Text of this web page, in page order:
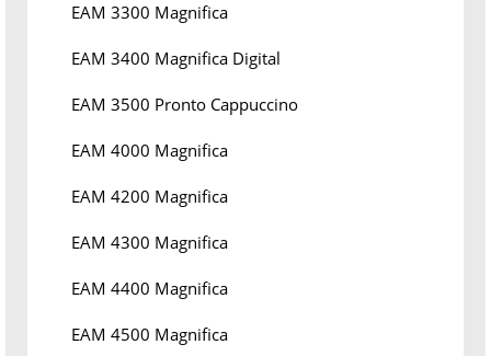
EAM 3300 Magnifica
EAM 3400 Magnifica Digital
EAM 3500 Pronto Cappuccino
EAM 4000 Magnifica
EAM 4200 Magnifica
EAM 4300 Magnifica
EAM 4400 Magnifica
EAM 4500 Magnifica